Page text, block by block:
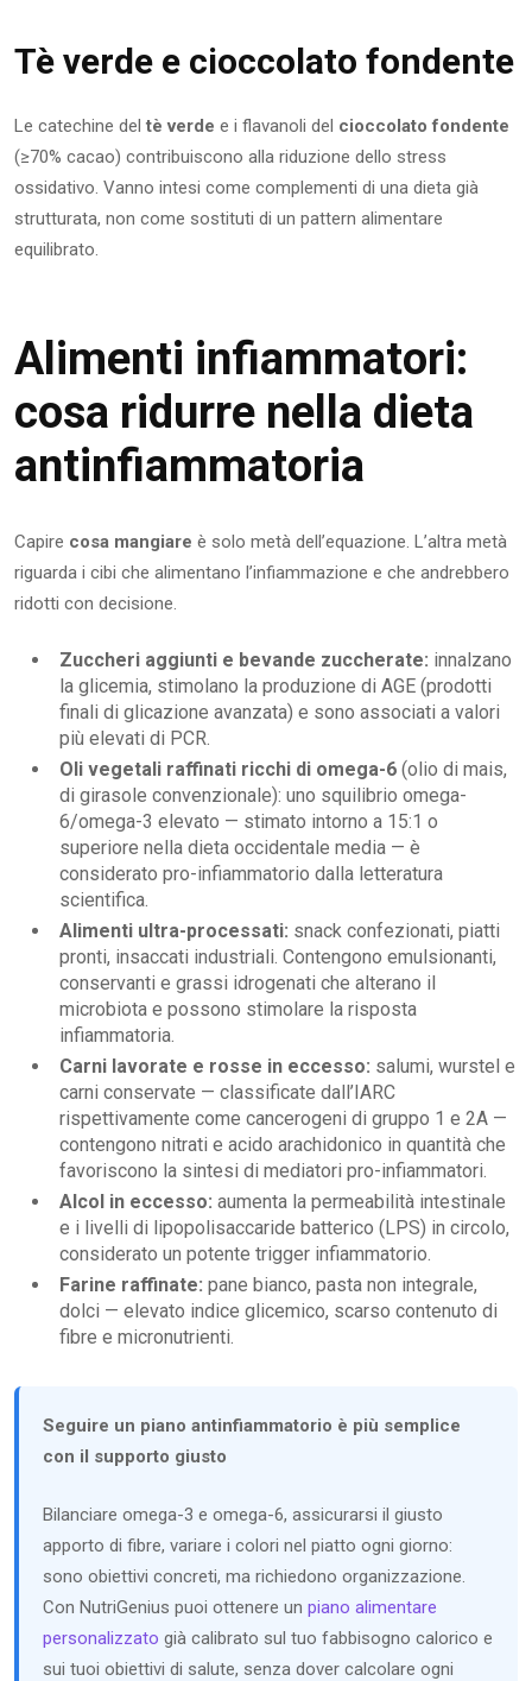
Tè verde e cioccolato fondente
Le catechine del tè verde e i flavanoli del cioccolato fondente
(≥70% cacao) contribuiscono alla riduzione dello stress
ossidativo. Vanno intesi come complementi di una dieta già
strutturata, non come sostituti di un pattern alimentare
equilibrato.
Alimenti infiammatori:
cosa ridurre nella dieta
antinfiammatoria
Capire cosa mangiare è solo metà dell’equazione. L’altra metà
riguarda i cibi che alimentano l’infiammazione e che andrebbero
ridotti con decisione.
Zuccheri aggiunti e bevande zuccherate: innalzano
la glicemia, stimolano la produzione di AGE (prodotti
finali di glicazione avanzata) e sono associati a valori
più elevati di PCR.
Oli vegetali raffinati ricchi di omega-6 (olio di mais,
di girasole convenzionale): uno squilibrio omega-
6/omega-3 elevato — stimato intorno a 15:1 o
superiore nella dieta occidentale media — è
considerato pro-infiammatorio dalla letteratura
scientifica.
Alimenti ultra-processati: snack confezionati, piatti
pronti, insaccati industriali. Contengono emulsionanti,
conservanti e grassi idrogenati che alterano il
microbiota e possono stimolare la risposta
infiammatoria.
Carni lavorate e rosse in eccesso: salumi, wurstel e
carni conservate — classificate dall’IARC
rispettivamente come cancerogeni di gruppo 1 e 2A —
contengono nitrati e acido arachidonico in quantità che
favoriscono la sintesi di mediatori pro-infiammatori.
Alcol in eccesso: aumenta la permeabilità intestinale
e i livelli di lipopolisaccaride batterico (LPS) in circolo,
considerato un potente trigger infiammatorio.
Farine raffinate: pane bianco, pasta non integrale,
dolci — elevato indice glicemico, scarso contenuto di
fibre e micronutrienti.
Seguire un piano antinfiammatorio è più semplice
con il supporto giusto
Bilanciare omega-3 e omega-6, assicurarsi il giusto
apporto di fibre, variare i colori nel piatto ogni giorno:
sono obiettivi concreti, ma richiedono organizzazione.
Con NutriGenius puoi ottenere un piano alimentare
personalizzato già calibrato sul tuo fabbisogno calorico e
sui tuoi obiettivi di salute, senza dover calcolare ogni